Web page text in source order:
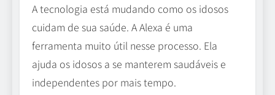
A tecnologia está mudando como os idosos
cuidam de sua saúde. A Alexa é uma
ferramenta muito útil nesse processo. Ela
ajuda os idosos a se manterem saudáveis e
independentes por mais tempo.